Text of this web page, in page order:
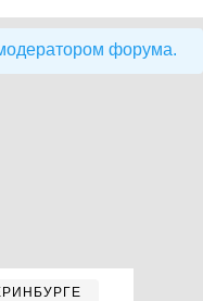
форума.